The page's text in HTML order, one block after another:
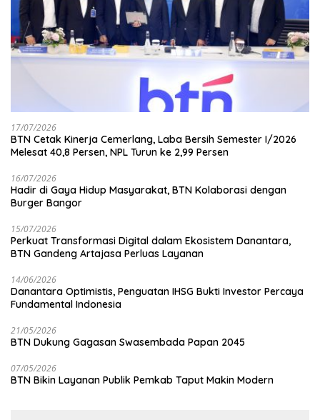
17/07/2026
BTN Cetak Kinerja Cemerlang, Laba Bersih Semester I/2026
Melesat 40,8 Persen, NPL Turun ke 2,99 Persen
16/07/2026
Hadir di Gaya Hidup Masyarakat, BTN Kolaborasi dengan
Burger Bangor
15/07/2026
Perkuat Transformasi Digital dalam Ekosistem Danantara,
BTN Gandeng Artajasa Perluas Layanan
14/06/2026
Danantara Optimistis, Penguatan IHSG Bukti Investor Percaya
Fundamental Indonesia
21/05/2026
BTN Dukung Gagasan Swasembada Papan 2045
07/05/2026
BTN Bikin Layanan Publik Pemkab Taput Makin Modern